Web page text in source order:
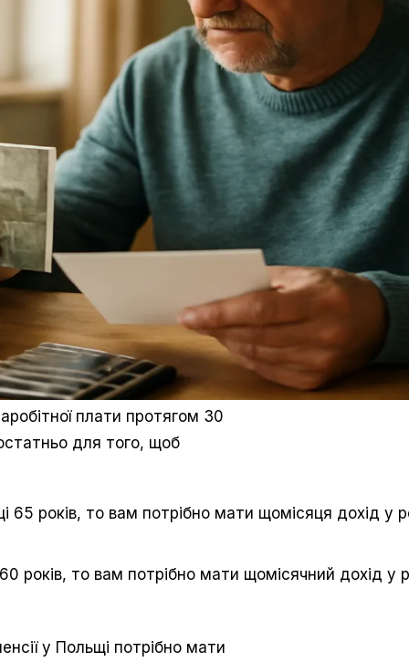
плати протягом 30
для того, щоб
65 років, то вам потрібно мати щомісяця дохід у
років, то вам потрібно мати щомісячний дохід у
у Польщі потрібно мати